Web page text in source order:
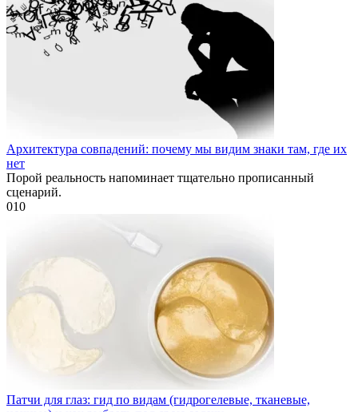
Архитектура совпадений: почему мы видим знаки там, где их
нет
Порой реальность напоминает тщательно прописанный
сценарий.
010
Патчи для глаз: гид по видам (гидрогелевые, тканевые,